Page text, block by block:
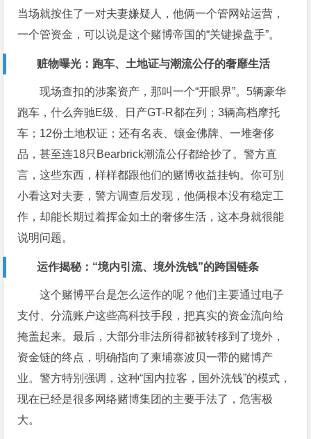
当场就按住了一对夫妻嫌疑人，他俩一个管网站运营，
一个管资金，可以说是这个赌博帝国的“关键操盘手”。
赃物曝光：跑车、土地证与潮流公仔的奢靡生活
现场查扣的涉案资产，那叫一个“开眼界”。5辆豪华
跑车，什么奔驰E级、日产GT-R都在列；3辆高档摩托
车；12份土地权证；还有名表、镶金佛牌、一堆奢侈
品，甚至连18只Bearbrick潮流公仔都给抄了。警方直
言，这些东西，样样都跟他们的赌博收益挂钩。你可别
小看这对夫妻，警方调查后发现，他俩根本没有稳定工
作，却能长期过着挥金如土的奢侈生活，这本身就很能
说明问题。
运作揭秘：“境内引流、境外洗钱”的跨国链条
这个赌博平台是怎么运作的呢？他们主要通过电子
支付、分流账户这些高科技手段，把真实的资金流向给
掩盖起来。最后，大部分非法所得都被转移到了境外，
资金链的终点，明确指向了柬埔寨波贝一带的赌博产
业。警方特别强调，这种“国内拉客，国外洗钱”的模式，
现在已经是很多网络赌博集团的主要手法了，危害极
大。